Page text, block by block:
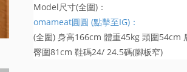
Model尺寸(全圍)：
omameat圓圓 (點擊至IG)：
(全圍) 身高166cm 體重45kg 頭圍54cm
臀圍81cm 鞋碼24/ 24.5碼(腳板窄)